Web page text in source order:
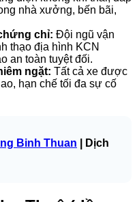
nhà xưởng, bến bãi,
chỉ: Đội ngũ vận
thạo địa hình KCN
an toàn tuyệt đối.
ngặt: Tất cả xe được
hạn chế tối đa sự cố
Binh Thuan | Dịch